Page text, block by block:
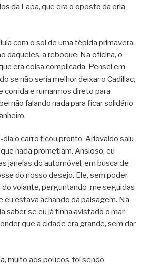
da Lapa, que era o oposto da orla
com o sol de uma tépida primavera.
daqueles, a reboque. Na oficina, o
era coisa complicada. Pensei em
se não seria melhor deixar o Cadillac,
corrida e rumarmos direto para
não falando nada para ficar solidário
o carro ficou pronto. Ariovaldo saiu
nada prometiam. Ansioso, eu
janelas do automóvel, em busca de
do nosso desejo. Ele, sem poder
do volante, perguntando-me seguidas
eu estava achando da paisagem. Na
saber se eu já tinha avistado o mar.
que a cidade era grande, sem dar
muito aos poucos, foi sendo